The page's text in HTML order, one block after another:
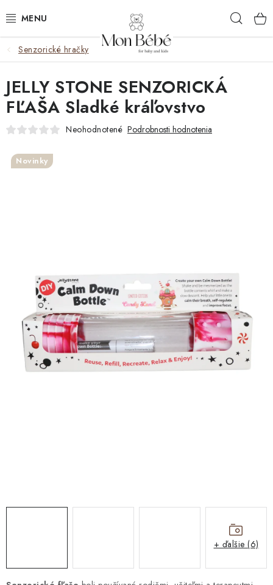
na
ZĽAVY
OBLEČENIE
VÝBAVA
DARČEKOVÉ BOXY
Všeobecné obchodné podmienky
Podmienky ochrany osobných údajov a poučenie o cookies
Reklamačný poriadok
Reklamačný formulár
Formulár na odstúpenie od zmluvy
Moja objednávka
Blog
Senzorické hračky
JELLY STONE SENZORICKÁ
FĽAŠA Sladké kráľovstvo
Neohodnotené Podrobnosti hodnotenia
Novinky
+ ďalšie (6)